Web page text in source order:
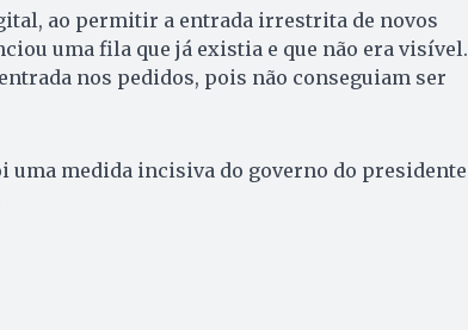
ao permitir a entrada irrestrita de novos
uma fila que já existia e que não era visível.
nos pedidos, pois não conseguiam ser
uma medida incisiva do governo do presidente